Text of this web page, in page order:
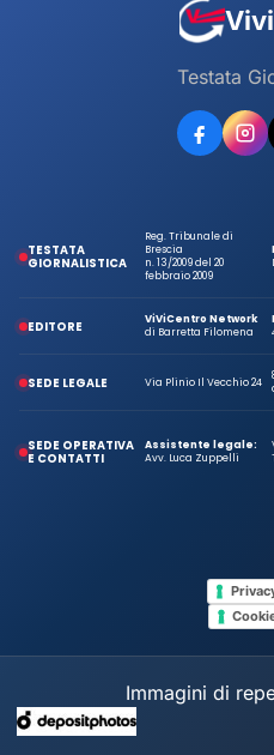
Testata
TESTATA
GIORNALISTICA
Reg. Tribunale di
Brescia
n. 13/2009 del 20
febbraio 2009
EDITORE
ViViCentro Network
di Barretta Filomena
SEDE LEGALE Via Plinio Il Vecchio 24
SEDE OPERATIVA
E CONTATTI
Assistente legale:
Avv. Luca Zuppelli
Immagini di